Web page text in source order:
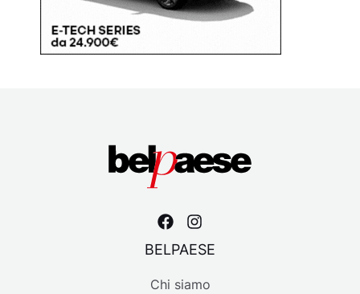
BELPAESE
Chi siamo